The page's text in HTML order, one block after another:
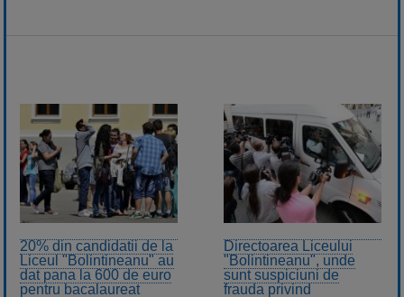
20% din candidatii de la
Liceul "Bolintineanu" au
dat pana la 600 de euro
pentru bacalaureat
Directoarea Liceului
"Bolintineanu", unde
sunt suspiciuni de
frauda privind